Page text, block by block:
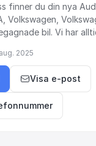
finner du din nya
Volkswagen,
bil. Vi har
aug. 2025
Visa e-post